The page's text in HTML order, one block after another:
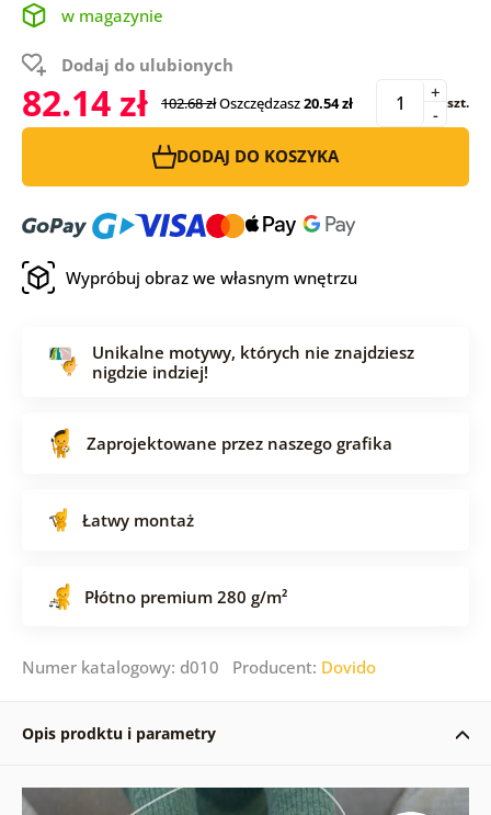
w magazynie
Dodaj do ulubionych
82.14 zł 102.68 złOszczędzasz20.54 zł -
+ szt.
DODAJ DO KOSZYKA
Wypróbuj obraz we własnym wnętrzu
Unikalne motywy, których nie znajdziesz
nigdzie indziej!
Zaprojektowane przez naszego grafika
Łatwy montaż
Płótno premium 280 g/m²
Numer katalogowy: d010 Producent: Dovido
Opis prodktu i parametry